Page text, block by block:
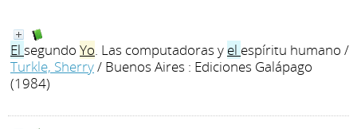
El segundo Yo. Las computadoras y el espíritu humano /
Turkle, Sherry/ Buenos Aires : Ediciones Galápago
(1984)